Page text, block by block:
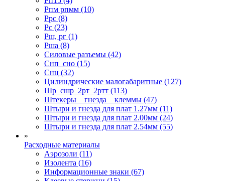
Рпм рпмм (10)
Ррс (8)
Рс (23)
Рш, рг (1)
Рша (8)
Силовые разъемы (42)
Снп_сно (15)
Снц (32)
Цилиндрические малогабаритные (127)
Шр_сшр_2рт_2ртт (113)
Штекеры _ гнезда _ клеммы (47)
Штыри и гнезда для плат 1.27мм (11)
Штыри и гнезда для плат 2.00мм (24)
Штыри и гнезда для плат 2.54мм (55)
»
Расходные материалы
Аэрозоли (11)
Изолента (16)
Информационные знаки (67)